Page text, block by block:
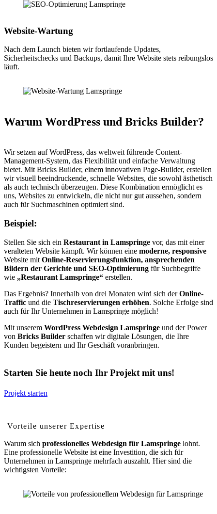
Website-Wartung
Nach dem Launch bieten wir fortlaufende Updates,
Sicherheitschecks und Backups, damit Ihre Website stets reibungslos
läuft.
Warum WordPress und Bricks Builder?
Wir setzen auf WordPress, das weltweit führende Content-
Management-System, das Flexibilität und einfache Verwaltung
bietet. Mit Bricks Builder, einem innovativen Page-Builder, erstellen
wir visuell beeindruckende, schnelle Websites, die sowohl ästhetisch
als auch technisch überzeugen. Diese Kombination ermöglicht es
uns, Websites zu entwickeln, die nicht nur gut aussehen, sondern
auch für Suchmaschinen optimiert sind.
Beispiel:
Stellen Sie sich ein Restaurant in Lamspringe vor, das mit einer
veralteten Website kämpft. Wir können eine moderne, responsive
Website mit Online-Reservierungsfunktion, ansprechenden
Bildern der Gerichte und SEO-Optimierung für Suchbegriffe
wie „Restaurant Lamspringe“ erstellen.
Das Ergebnis? Innerhalb von drei Monaten wird sich derOnline-
Traffic und die Tischreservierungen erhöhen. Solche Erfolge sind
auch für Ihr Unternehmen in Lamspringe möglich!
Mit unserem WordPress Webdesign Lamspringe und der Power
von Bricks Builder schaffen wir digitale Lösungen, die Ihre
Kunden begeistern und Ihr Geschäft voranbringen.
Starten Sie heute noch Ihr Projekt mit uns!
Projekt starten
Vorteile unserer Expertise
Warum sich professionelles Webdesign für Lamspringe lohnt.
Eine professionelle Website ist eine Investition, die sich für
Unternehmen in Lamspringe mehrfach auszahlt. Hier sind die
wichtigsten Vorteile: